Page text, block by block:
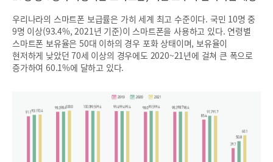
우리나라의 스마트폰 보급률은 가히 세계 최고 수준이다. 국민 10명 중
9명 이상(93.4%, 2021년 기준)이 스마트폰을 사용하고 있다. 연령별
스마트폰 보유율은 50대 이하의 경우 포화 상태이며, 보유율이
현저하게 낮았던 70세 이상의 경우에도 2020~21년에 걸쳐 큰 폭으로
증가하여 60.1%에 달하고 있다.